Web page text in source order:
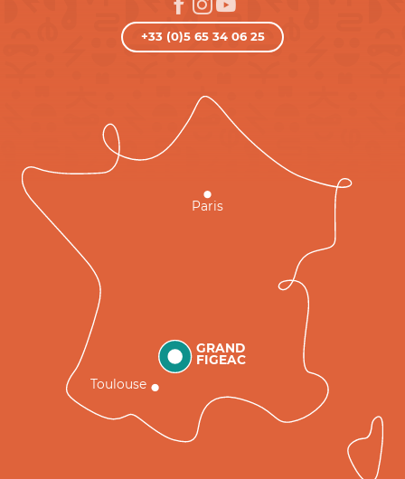
+33 (0)5 65 34 06 25
GRAND
FIGEAC
Toulouse
Paris